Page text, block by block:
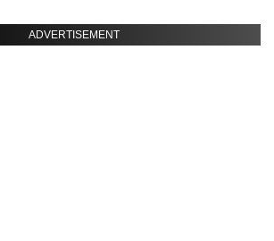
ADVERTISEMENT